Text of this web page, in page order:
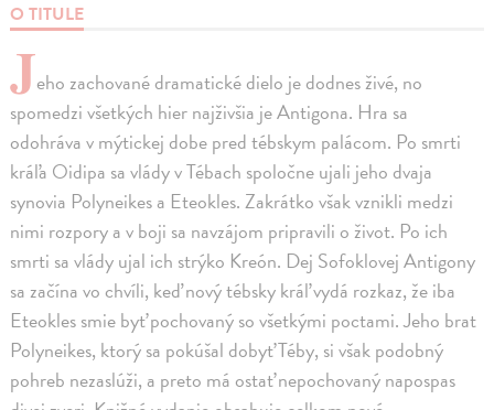
O TITULE
Jeho zachované dramatické dielo je dodnes živé, no
spomedzi všetkých hier najživšia je Antigona. Hra sa
odohráva v mýtickej dobe pred tébskym palácom. Po smrti
kráľa Oidipa sa vlády v Tébach spoločne ujali jeho dvaja
synovia Polyneikes a Eteokles. Zakrátko však vznikli medzi
nimi rozpory a v boji sa navzájom pripravili o život. Po ich
smrti sa vlády ujal ich strýko Kreón. Dej Sofoklovej Antigony
sa začína vo chvíli, keď nový tébsky kráľ vydá rozkaz, že iba
Eteokles smie byť pochovaný so všetkými poctami. Jeho brat
Polyneikes, ktorý sa pokúšal dobyť Téby, si však podobný
pohreb nezaslúži, a preto má ostať nepochovaný napospas